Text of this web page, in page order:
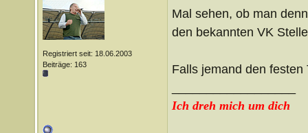
Registriert seit: 18.06.2003
Beiträge: 163
Mal sehen, ob man
den bekannten VK
Falls jemand den
Ich dreh mich um dich